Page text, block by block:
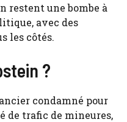
restent une bombe à
avec des
les côtés.
?
condamné pour
de trafic de mineures,